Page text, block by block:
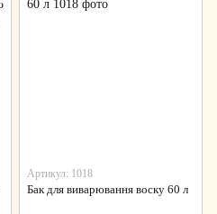
Артикул: 1018
Бак для виварювання воску 60 л